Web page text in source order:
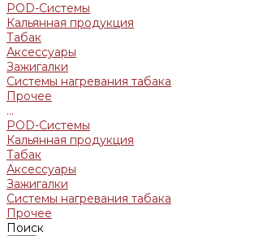
POD-Системы
Кальянная продукция
Табак
Аксессуары
Зажигалки
Системы нагревания табака
Прочее
...
POD-Системы
Кальянная продукция
Табак
Аксессуары
Зажигалки
Системы нагревания табака
Прочее
Поиск